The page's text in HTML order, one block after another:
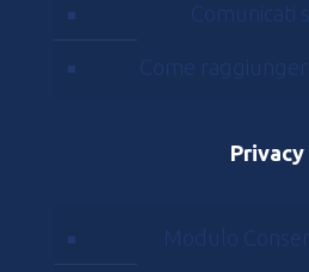
Comunicati
Come
Privacy
Modulo